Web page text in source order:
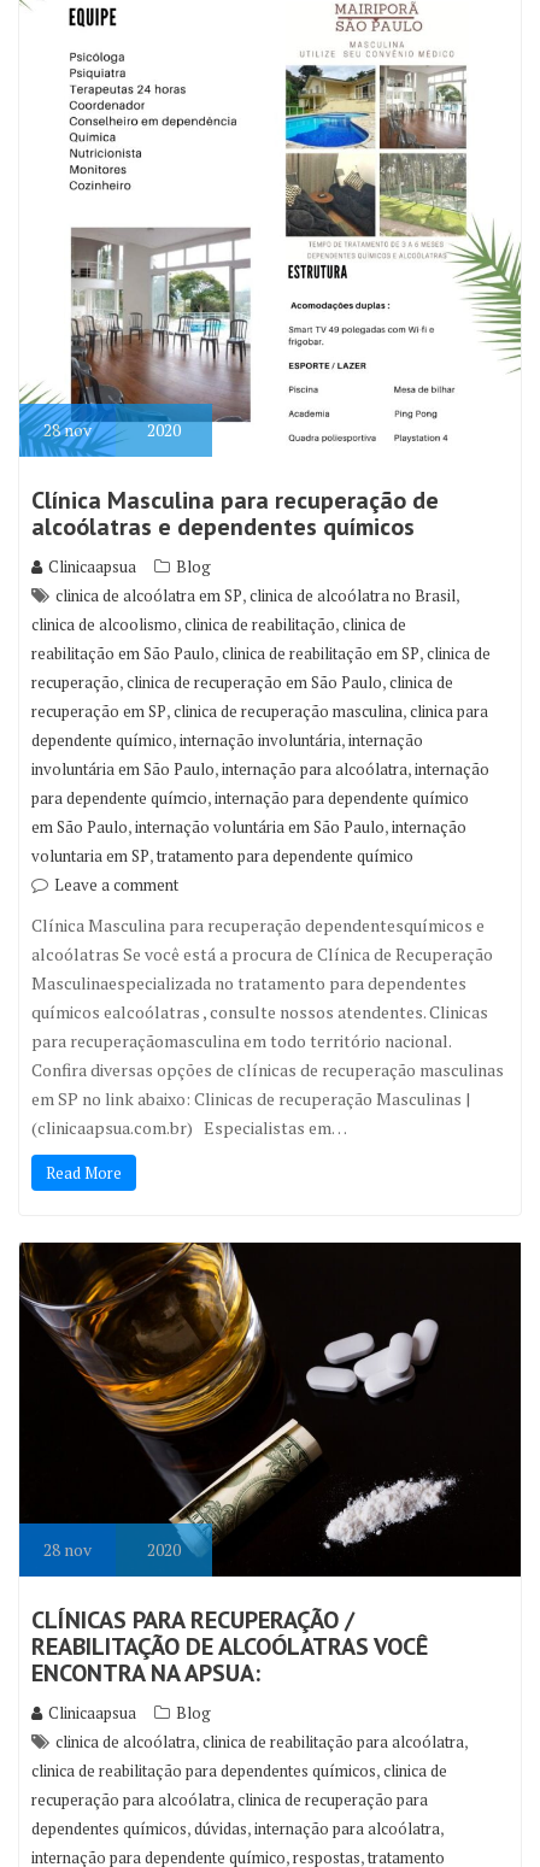
28nov 2020
Clínica Masculina para recuperação de
alcoólatras e dependentes químicos
Clinicaapsua
Blog
clinica de alcoólatra em SP,clinica de alcoólatra no Brasil,
clinica de alcoolismo,clinica de reabilitação,clinica de
reabilitação em São Paulo,clinica de reabilitação em SP,clinica de
recuperação,clinica de recuperação em São Paulo,clinica de
recuperação em SP,clinica de recuperação masculina,clinica para
dependente químico,internação involuntária,internação
involuntária em São Paulo,internação para alcoólatra,internação
para dependente químcio,internação para dependente químico
em São Paulo,internação voluntária em São Paulo,internação
voluntaria em SP,tratamento para dependente químico
Leave a comment
Clínica Masculina para recuperação dependentesquímicos e
alcoólatras Se você está a procura de Clínica de Recuperação
Masculinaespecializada no tratamento para dependentes
químicos ealcoólatras , consulte nossos atendentes. Clinicas
para recuperaçãomasculina em todo território nacional.
Confira diversas opções de clínicas de recuperação masculinas
em SP no link abaixo: Clinicas de recuperação Masculinas |
(clinicaapsua.com.br) Especialistas em…
Read More
28 nov 2020
CLÍNICAS PARA RECUPERAÇÃO /
REABILITAÇÃO DE ALCOÓLATRAS VOCÊ
ENCONTRA NA APSUA:
Clinicaapsua
Blog
clinica de alcoólatra,clinica de reabilitação para alcoólatra,
clinica de reabilitação para dependentes químicos,clinica de
recuperação para alcoólatra,clinica de recuperação para
dependentes químicos,dúvidas,internação para alcoólatra,
internação para dependente químico,respostas,tratamento